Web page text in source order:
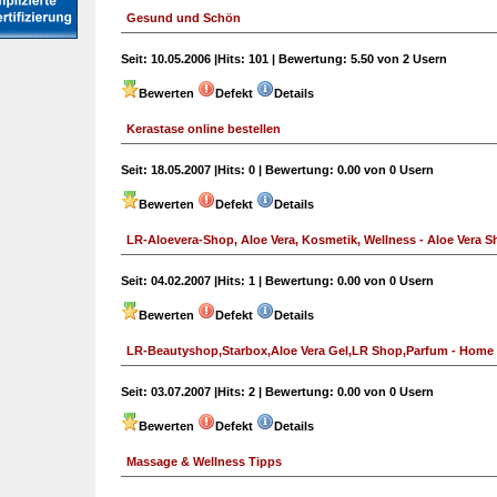
Gesund und Schön
Seit: 10.05.2006 |Hits: 101 | Bewertung: 5.50 von 2 Usern
Bewerten Defekt Details
Kerastase online bestellen
Seit: 18.05.2007 |Hits: 0 | Bewertung: 0.00 von 0 Usern
Bewerten Defekt Details
LR-Aloevera-Shop, Aloe Vera, Kosmetik, Wellness - Aloe Vera
Seit: 04.02.2007 |Hits: 1 | Bewertung: 0.00 von 0 Usern
Bewerten Defekt Details
LR-Beautyshop,Starbox,Aloe Vera Gel,LR Shop,Parfum - Home
Seit: 03.07.2007 |Hits: 2 | Bewertung: 0.00 von 0 Usern
Bewerten Defekt Details
Massage & Wellness Tipps